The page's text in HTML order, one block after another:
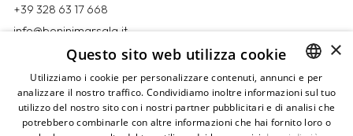
+39 328 63 17 668
info@boninimarsala.it
Magazine
Contatti
Prenota un appuntamento
Privacy Policy
ITALIAN
ENGLISH
×
Questo sito web utilizza cookie
Utilizziamo i cookie per personalizzare contenuti, annunci e per
analizzare il nostro traffico. Condividiamo inoltre informazioni sul tuo
utilizzo del nostro sito con i nostri partner pubblicitari e di analisi che
potrebbero combinarle con altre informazioni che hai fornito loro o